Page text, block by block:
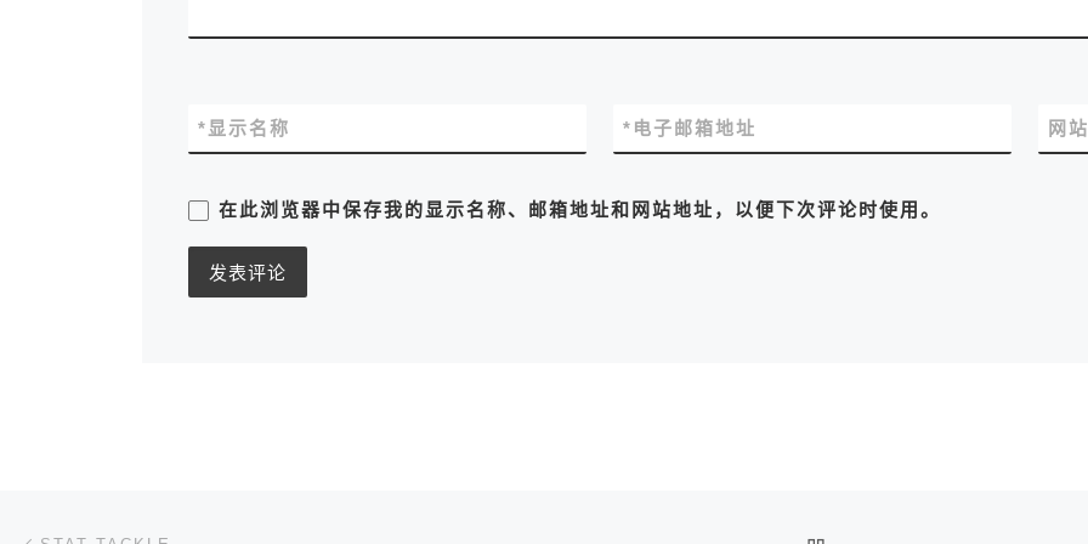
显示名称
* 电子邮箱地址
* 网
在此浏览器中保存我的显示名称、邮箱地址和网站地址，以便下次评论时使用。
文章导航